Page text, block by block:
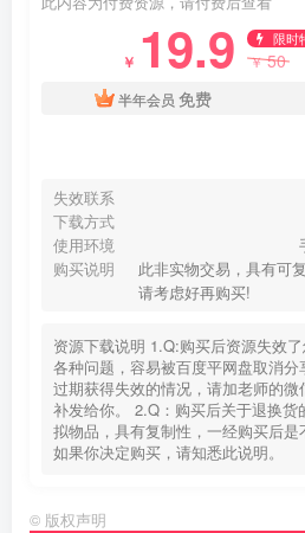
￥ 19.9 限时
￥50
半年会员 免费
失效联系
下载方式
使用环境
购买说明
此非实物交易，具有可
请考虑好再购买!
资源下载说明 1.Q:购买后资源失效
各种问题，容易被百度平网盘取消
过期获得失效的情况，请加老师的
补发给你。 2.Q：购买后关于退换
拟物品，具有复制性，一经购买后是
如果你决定购买，请知悉此说明。
© 版权声明